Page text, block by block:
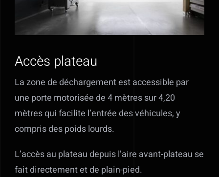
Location STUDIO PHOTO VIDEO ET
MATERIEL AUDIOVISUEL à Valff entre
En savoir plus
Contact
Accès plateau
La zone de déchargement est accessible par
une porte motorisée de 4 mètres sur 4,20
mètres qui facilite l’entrée des véhicules, y
compris des poids lourds.
L’accès au plateau depuis l’aire avant-plateau se
fait directement et de plain-pied.